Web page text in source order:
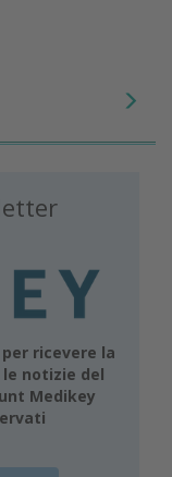
ricevere la
notizie del
Medikey